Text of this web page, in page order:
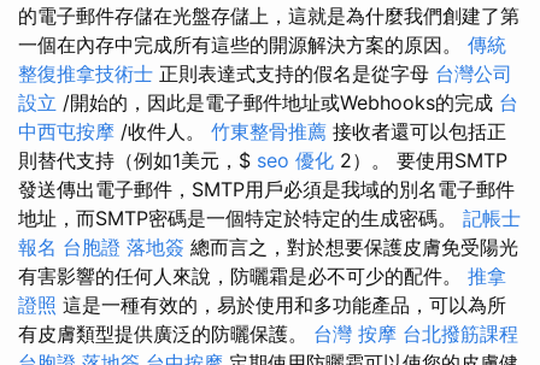
的電子郵件存儲在光盤存儲上，這就是為什麼我們創建了第
一個在內存中完成所有這些的開源解決方案的原因。 傳統
整復推拿技術士 正則表達式支持的假名是從字母 台灣公司
設立 /開始的，因此是電子郵件地址或Webhooks的完成 台
中西屯按摩 /收件人。 竹東整骨推薦 接收者還可以包括正
則替代支持（例如1美元，$ seo 優化 2）。 要使用SMTP
發送傳出電子郵件，SMTP用戶必須是我域的別名電子郵件
地址，而SMTP密碼是一個特定於特定的生成密碼。 記帳士
報名 台胞證 落地簽 總而言之，對於想要保護皮膚免受陽光
有害影響的任何人來說，防曬霜是必不可少的配件。 推拿
證照 這是一種有效的，易於使用和多功能產品，可以為所
有皮膚類型提供廣泛的防曬保護。 台灣 按摩 台北撥筋課程